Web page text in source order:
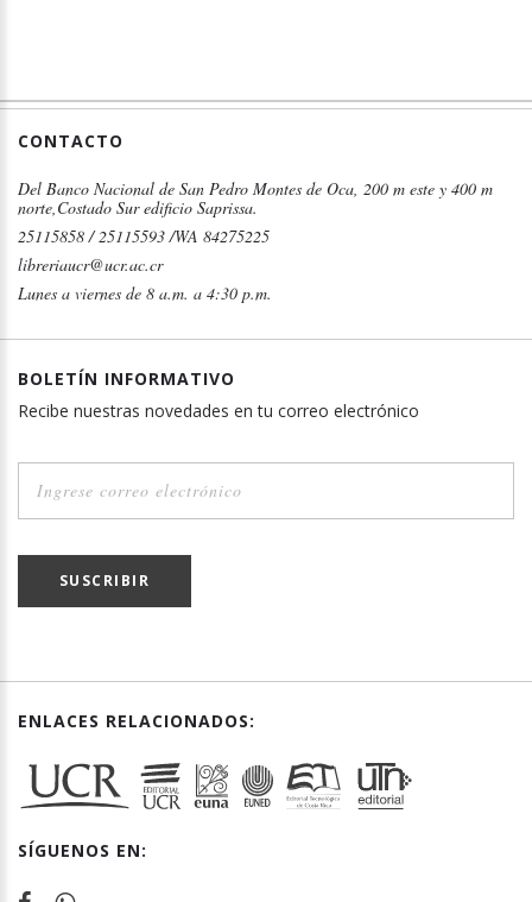
CONTACTO
Del Banco Nacional de San Pedro Montes de Oca, 200 m este y 400 m
norte,Costado Sur edificio Saprissa.
25115858 / 25115593 /WA 84275225
libreriaucr@ucr.ac.cr
Lunes a viernes de 8 a.m. a 4:30 p.m.
BOLETÍN INFORMATIVO
Recibe nuestras novedades en tu correo electrónico
SUSCRIBIR
ENLACES RELACIONADOS:
SÍGUENOS EN: